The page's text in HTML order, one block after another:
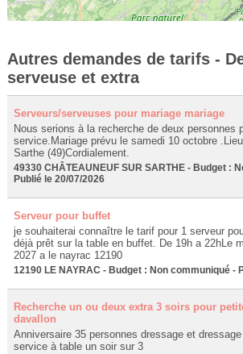
Autres demandes de tarifs -
serveuse et extra
Serveurs/serveuses pour mariage mariage
Nous serions à la recherche de deux personnes
service.Mariage prévu le samedi 10 octobre
Sarthe (49)Cordialement.
49330 CHÂTEAUNEUF SUR SARTHE - Budget :
Publié le 20/07/2026
Serveur pour buffet
je souhaiterai connaître le tarif pour 1 serveur
déjà prêt sur la table en buffet. De 19h a 22hLe
2027 a le nayrac 12190
12190 LE NAYRAC - Budget : Non communiqué -
Recherche un ou deux extra 3 soirs pour
davallon
Anniversaire 35 personnes dressage et
service à table un soir sur 3